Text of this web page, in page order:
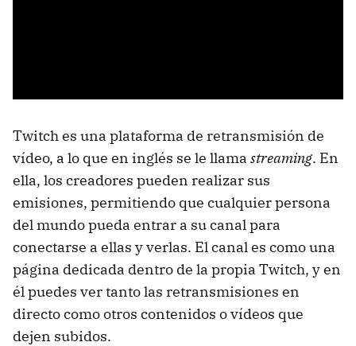
Twitch es una plataforma de retransmisión de
vídeo, a lo que en inglés se le llama streaming. En
ella, los creadores pueden realizar sus
emisiones, permitiendo que cualquier persona
del mundo pueda entrar a su canal para
conectarse a ellas y verlas. El canal es como una
página dedicada dentro de la propia Twitch, y en
él puedes ver tanto las retransmisiones en
directo como otros contenidos o vídeos que
dejen subidos.